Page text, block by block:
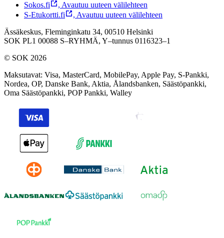
Sokos.fi
, Avautuu uuteen välilehteen
S-Etukortti.fi
, Avautuu uuteen välilehteen
Ässäkeskus, Fleminginkatu 34, 00510 Helsinki
SOK PL1 00088 S–RYHMÄ, Y–tunnus 0116323–1
© SOK 2026
Maksutavat: Visa, MasterCard, MobilePay, Apple Pay, S-Pankki,
Nordea, OP, Danske Bank, Aktia, Ålandsbanken, Säästöpankki,
Oma Säästöpankki, POP Pankki, Walley